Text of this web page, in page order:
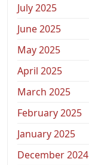
July 2025
June 2025
May 2025
April 2025
March 2025
February 2025
January 2025
December 2024